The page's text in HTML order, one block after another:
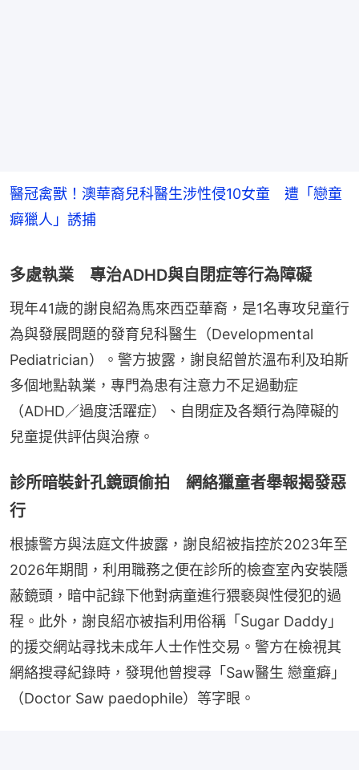
醫冠禽獸！澳華裔兒科醫生涉性侵10女童 遭「戀童
癖獵人」誘捕
多處執業 專治ADHD與自閉症等行為障礙
現年41歲的謝良紹為馬來西亞華裔，是1名專攻兒童行
為與發展問題的發育兒科醫生（Developmental
Pediatrician）。警方披露，謝良紹曾於溫布利及珀斯
多個地點執業，專門為患有注意力不足過動症
（ADHD／過度活躍症）、自閉症及各類行為障礙的
兒童提供評估與治療。
診所暗裝針孔鏡頭偷拍 網絡獵童者舉報揭發惡
行
根據警方與法庭文件披露，謝良紹被指控於2023年至
2026年期間，利用職務之便在診所的檢查室內安裝隱
蔽鏡頭，暗中記錄下他對病童進行猥褻與性侵犯的過
程。此外，謝良紹亦被指利用俗稱「Sugar Daddy」
的援交網站尋找未成年人士作性交易。警方在檢視其
網絡搜尋紀錄時，發現他曾搜尋「Saw醫生 戀童癖」
（Doctor Saw paedophile）等字眼。